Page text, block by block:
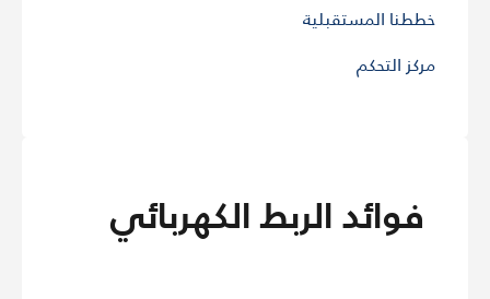
خططنا المستقبلية
مركز التحكم
فوائد الربط الكهربائي